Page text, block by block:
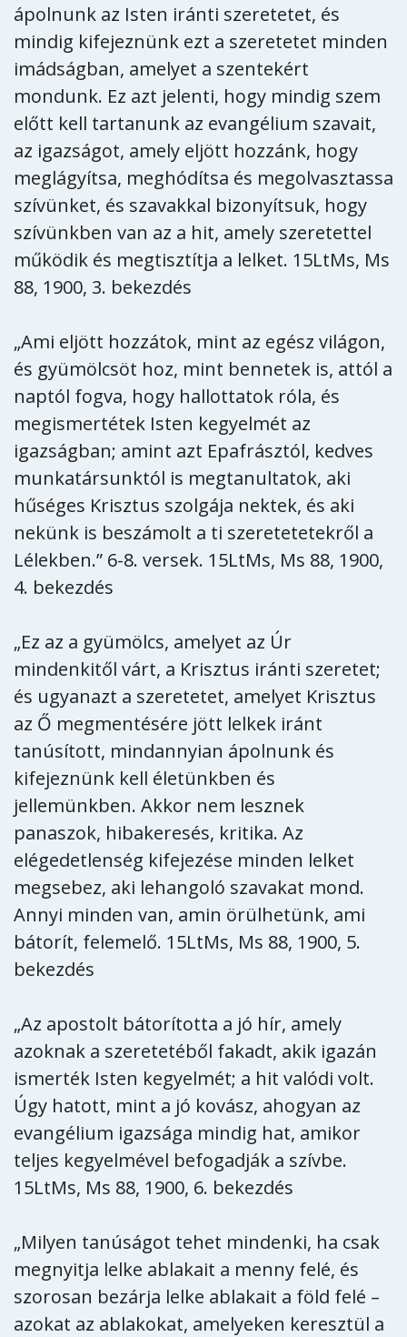
ápolnunk az Isten iránti szeretetet, és
mindig kifejeznünk ezt a szeretetet minden
imádságban, amelyet a szentekért
mondunk. Ez azt jelenti, hogy mindig szem
előtt kell tartanunk az evangélium szavait,
az igazságot, amely eljött hozzánk, hogy
meglágyítsa, meghódítsa és megolvasztassa
szívünket, és szavakkal bizonyítsuk, hogy
szívünkben van az a hit, amely szeretettel
működik és megtisztítja a lelket. 15LtMs, Ms
88, 1900, 3. bekezdés
„Ami eljött hozzátok, mint az egész világon,
és gyümölcsöt hoz, mint bennetek is, attól a
naptól fogva, hogy hallottatok róla, és
megismertétek Isten kegyelmét az
igazságban; amint azt Epafrásztól, kedves
munkatársunktól is megtanultatok, aki
hűséges Krisztus szolgája nektek, és aki
nekünk is beszámolt a ti szeretetetekről a
Lélekben.” 6-8. versek. 15LtMs, Ms 88, 1900,
4. bekezdés
„Ez az a gyümölcs, amelyet az Úr
mindenkitől várt, a Krisztus iránti szeretet;
és ugyanazt a szeretetet, amelyet Krisztus
az Ő megmentésére jött lelkek iránt
tanúsított, mindannyian ápolnunk és
kifejeznünk kell életünkben és
jellemünkben. Akkor nem lesznek
panaszok, hibakeresés, kritika. Az
elégedetlenség kifejezése minden lelket
megsebez, aki lehangoló szavakat mond.
Annyi minden van, amin örülhetünk, ami
bátorít, felemelő. 15LtMs, Ms 88, 1900, 5.
bekezdés
„Az apostolt bátorította a jó hír, amely
azoknak a szeretetéből fakadt, akik igazán
ismerték Isten kegyelmét; a hit valódi volt.
Úgy hatott, mint a jó kovász, ahogyan az
evangélium igazsága mindig hat, amikor
teljes kegyelmével befogadják a szívbe.
15LtMs, Ms 88, 1900, 6. bekezdés
„Milyen tanúságot tehet mindenki, ha csak
megnyitja lelke ablakait a menny felé, és
szorosan bezárja lelke ablakait a föld felé –
azokat az ablakokat, amelyeken keresztül a